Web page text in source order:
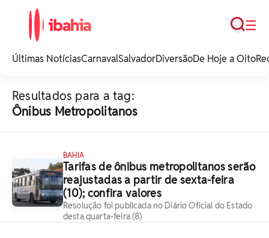
noticias e
☰
Busca
Últimas NotíciasCarnavalSalvadorDiversãoDe Hoje a Oito
Resultados para a tag:
Ônibus Metropolitanos
BAHIA
Tarifas de ônibus metropolitanos serão
reajustadas a partir de sexta-feira
(10); confira valores
Resolução foi publicada no Diário Oficial do Estado
desta quarta-feira (8)